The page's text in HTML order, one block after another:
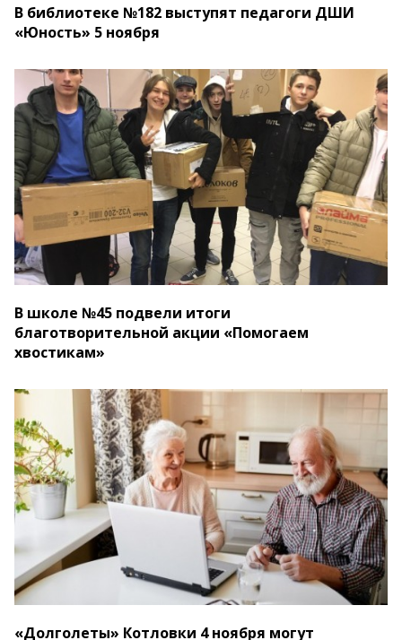
В библиотеке №182 выступят педагоги ДШИ
«Юность» 5 ноября
В школе №45 подвели итоги
благотворительной акции «Помогаем
хвостикам»
«Долголеты» Котловки 4 ноября могут